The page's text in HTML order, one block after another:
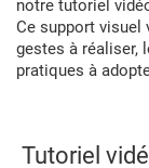
notre tutoriel
Ce support visuel
gestes à réaliser,
pratiques à
Tutoriel